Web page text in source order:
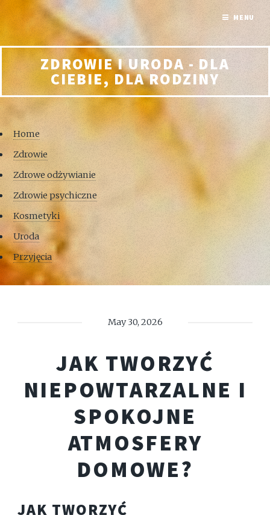
ZDROWIE I URODA - DLA
CIEBIE, DLA RODZINY
Home
Zdrowie
Zdrowe odżywianie
Zdrowie psychiczne
Kosmetyki
Uroda
Przyjęcia
May 30, 2026
JAK TWORZYĆ
NIEPOWTARZALNE I
SPOKOJNE
ATMOSFERY
DOMOWE?
JAK TWORZYĆ
MENU